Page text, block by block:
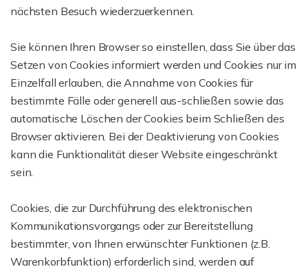
nächsten Besuch wiederzuerkennen.
Sie können Ihren Browser so einstellen, dass Sie über das
Setzen von Cookies informiert werden und Cookies nur im
Einzelfall erlauben, die Annahme von Cookies für
bestimmte Fälle oder generell aus-schließen sowie das
automatische Löschen der Cookies beim Schließen des
Browser aktivieren. Bei der Deaktivierung von Cookies
kann die Funktionalität dieser Website eingeschränkt
sein.
Cookies, die zur Durchführung des elektronischen
Kommunikationsvorgangs oder zur Bereitstellung
bestimmter, von Ihnen erwünschter Funktionen (z.B.
Warenkorbfunktion) erforderlich sind, werden auf